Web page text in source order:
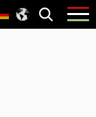
Öppna
menyn